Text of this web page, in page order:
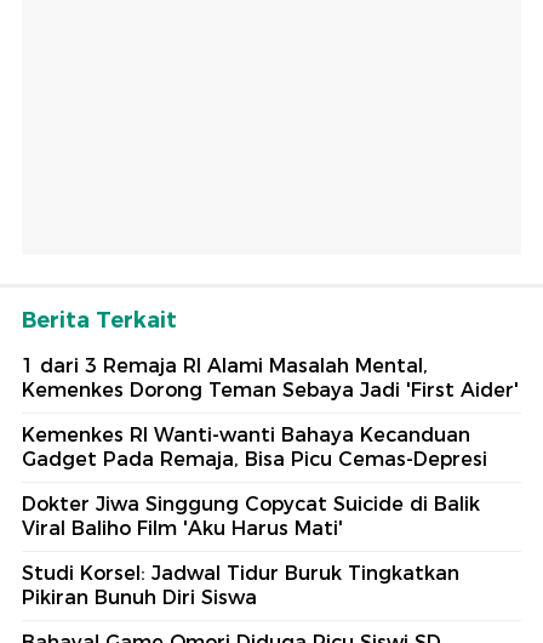
Berita Terkait
1 dari 3 Remaja RI Alami Masalah Mental,
Kemenkes Dorong Teman Sebaya Jadi 'First Aider'
Kemenkes RI Wanti-wanti Bahaya Kecanduan
Gadget Pada Remaja, Bisa Picu Cemas-Depresi
Dokter Jiwa Singgung Copycat Suicide di Balik
Viral Baliho Film 'Aku Harus Mati'
Studi Korsel: Jadwal Tidur Buruk Tingkatkan
Pikiran Bunuh Diri Siswa